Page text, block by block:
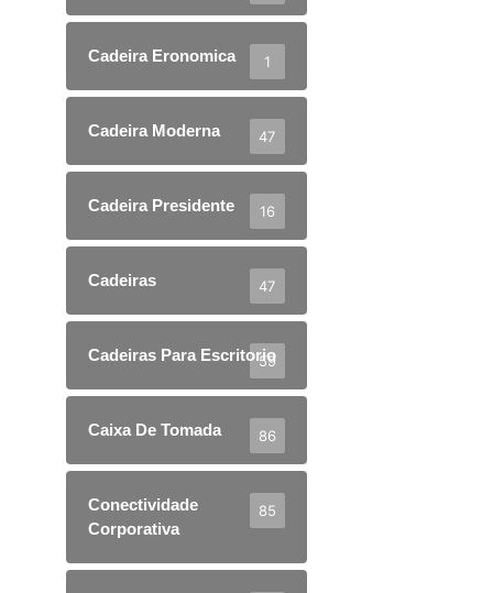
Cadeira Eronomica 1
Cadeira Moderna 47
Cadeira Presidente 16
Cadeiras 47
Cadeiras Para Escritorio
59
Caixa De Tomada 86
Conectividade
Corporativa
85